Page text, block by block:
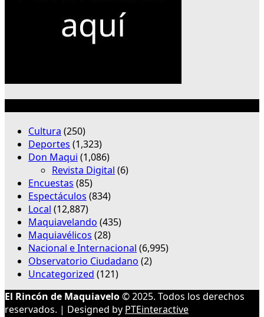
Cultura (250)
Deportes (1,323)
Don Maqui (1,086)
Revista Digital (6)
Encuestas (85)
Espectáculos (834)
Local (12,887)
Maquiavelando (435)
Maquiavélicos (28)
Nacional e Internacional (6,995)
Observatorio Ciudadano (2)
Uncategorized (121)
El Rincón de Maquiavelo© 2025. Todos los derechos
reservados. | Designed by PTEinteractive